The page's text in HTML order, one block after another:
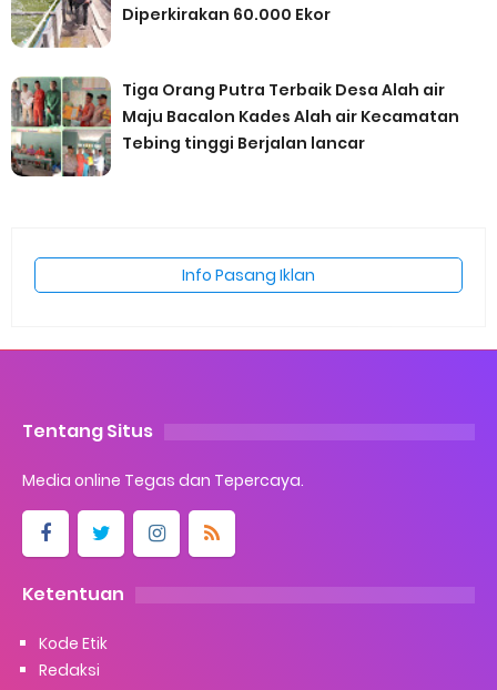
Diperkirakan 60.000 Ekor
Tiga Orang Putra Terbaik Desa Alah air
Maju Bacalon Kades Alah air Kecamatan
Tebing tinggi Berjalan lancar
Info Pasang Iklan
Tentang Situs
Media online Tegas dan Tepercaya.
Ketentuan
Kode Etik
Redaksi